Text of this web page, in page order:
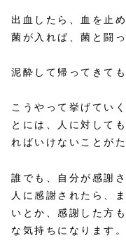
出血したら、血を止
菌が入れば、菌と闘
泥酔して帰ってきて
こうやって挙げてい
とには、人に対して
ればいけないことが
誰でも、自分が感謝
人に感謝されたら、
いとか、感謝した方
な気持ちになります。